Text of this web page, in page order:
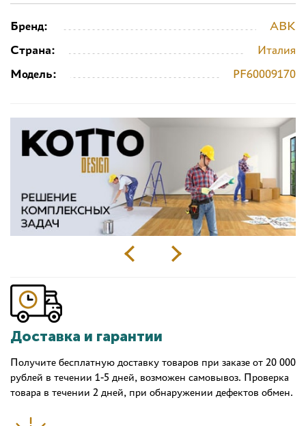
Бренд:
ABK
Страна:
Италия
Модель:
PF60009170
Доставка и гарантии
Получите бесплатную доставку товаров при заказе от 20 000
рублей в течении 1-5 дней, возможен самовывоз. Проверка
товара в течении 2 дней, при обнаружении дефектов обмен.